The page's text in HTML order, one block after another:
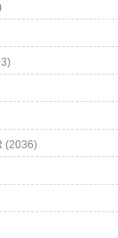
(2036)